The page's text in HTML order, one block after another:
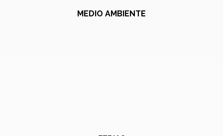
MEDIO AMBIENTE